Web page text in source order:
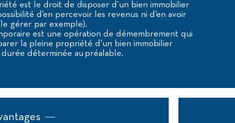
est le droit de disposer d’un bien immobilier
d’en percevoir les revenus ni d’en avoir
gérer par exemple).
est une opération de démembrement qui
la pleine propriété d’un bien immobilier
déterminée au préalable.